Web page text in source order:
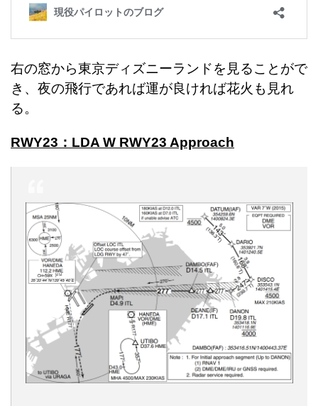
右の窓から東京ディズニーランドを見ることがで
き、夜の飛行であれば運が良ければ花火も見れ
る。
RWY23：LDA W RWY23 Approach